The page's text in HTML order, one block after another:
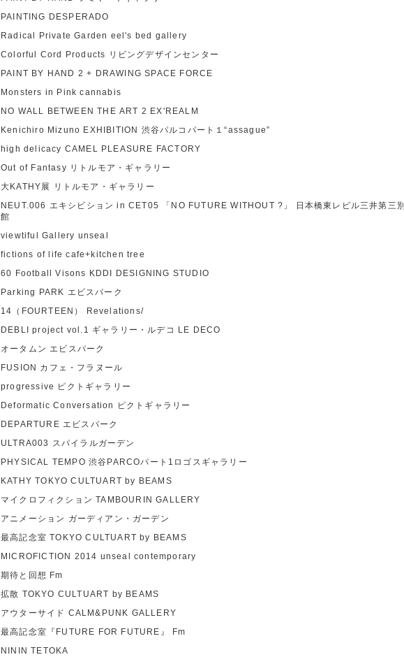
PAINTING DESPERADO
Radical Private Garden eel's bed gallery
Colorful Cord Products リビングデザインセンター
PAINT BY HAND 2 + DRAWINGSPACE FORCE
Monsters in Pinkcannabis
NO WALL BETWEEN THE ART 2 EX'REALM
Kenichiro Mizuno EXHIBITION 渋谷パルコパート１“assague”
high delicacy CAMEL PLEASURE FACTORY
Out of Fantasy リトルモア・ギャラリー
大KATHY展 リトルモア・ギャラリー
NEUT.006 エキシビション in CET05 「NO FUTURE WITHOUT ?」
日本橋東レビル三井第三別
館
viewtifulGallery unseal
fictions of lifecafe+kitchen tree
60 Football Visons KDDI DESIGNING STUDIO
Parking PARK エビスパーク
14（FOURTEEN） Revelations/
DEBLI project vol.1 ギャラリー・ルデコ LE DECO
オータムン エビスパーク
FUSION カフェ・フラヌール
progressive ピクトギャラリー
Deformatic Conversation ピクトギャラリー
DEPARTURE エビスパーク
ULTRA003 スパイラルガーデン
PHYSICAL TEMPO 渋谷PARCOパート1ロゴスギャラリー
KATHYTOKYO CULTUART by BEAMS
マイクロフィクションTAMBOURIN GALLERY
アニメーション ガーディアン・ガーデン
最高記念室TOKYO CULTUART by BEAMS
MICROFICTION 2014 unseal contemporary
期待と回想 Fm
拡散 TOKYO CULTUART by BEAMS
アウターサイド CALM&PUNK GALLERY
最高記念室『FUTURE FOR FUTURE』 Fm
NININTETOKA